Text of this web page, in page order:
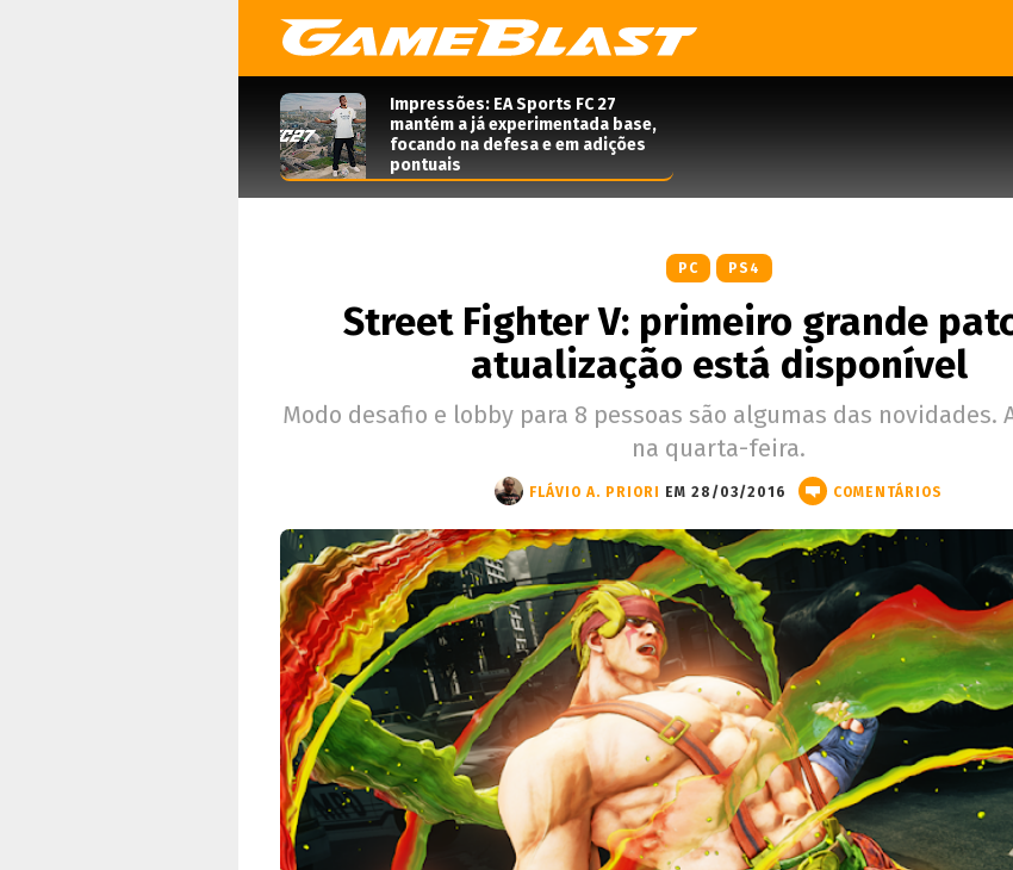
Impressões: EA Sports FC 27
mantém a já experimentada base,
focando na defesa e em adições
pontuais
PC PS4
Street Fighter V: primeiro grande
atualização está disponível
Modo desafio e lobby para 8 pessoas são algumas das novidades.
na quarta-feira.
FLÁVIO A. PRIORI EM 28/03/2016 COMENTÁRIOS